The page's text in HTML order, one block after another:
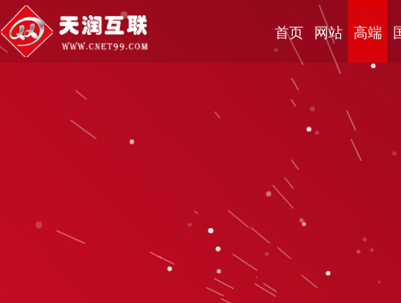
首页 网站 高端